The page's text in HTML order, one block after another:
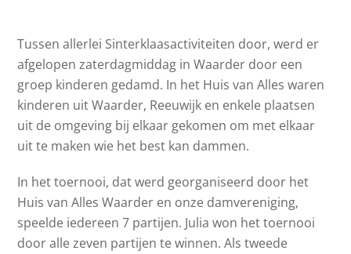
Tussen allerlei Sinterklaasactiviteiten door, werd er
afgelopen zaterdagmiddag in Waarder door een
groep kinderen gedamd. In het Huis van Alles waren
kinderen uit Waarder, Reeuwijk en enkele plaatsen
uit de omgeving bij elkaar gekomen om met elkaar
uit te maken wie het best kan dammen.
In het toernooi, dat werd georganiseerd door het
Huis van Alles Waarder en onze damvereniging,
speelde iedereen 7 partijen. Julia won het toernooi
door alle zeven partijen te winnen. Als tweede